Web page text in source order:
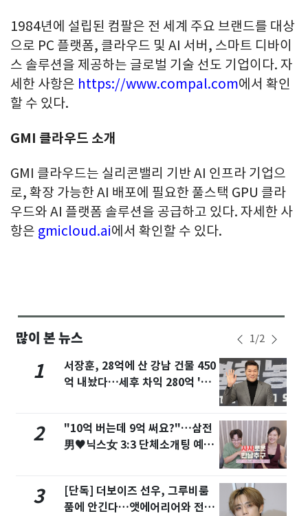
1984년에 설립된 컴팔은 전 세계 주요 브랜드를 대상
으로 PC 플랫폼, 클라우드 및 AI 서버, 스마트 디바이
스 솔루션을 제공하는 글로벌 기술 선도 기업이다. 자
세한 사항은 https://www.compal.com에서 확인
할 수 있다.
GMI 클라우드 소개
GMI 클라우드는 실리콘밸리 기반 AI 인프라 기업으
로, 확장 가능한 AI 배포에 필요한 풀스택 GPU 클라
우드와 AI 플랫폼 솔루션을 공급하고 있다. 자세한 사
항은 gmicloud.ai에서 확인할 수 있다.
많이 본 뉴스 1/2
1
서장훈, 28억에 산 강남 건물 450
억 내놨다…세후 차익 280억 '잭
2
"10억 버는데 9억 써요?"…삼전
男♥닉스女 3:3 단체소개팅 예능
3
[단독] 더보이즈 선우, 그루비룸
품에 안긴다…앳에어리어와 전속